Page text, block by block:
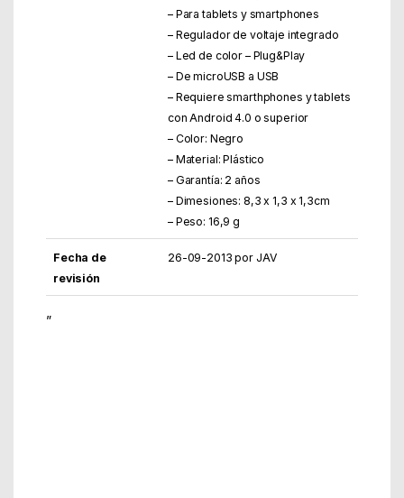
– Para tablets y smartphones
– Regulador de voltaje integrado
– Led de color – Plug&Play
– De microUSB a USB
– Requiere smarthphones y tablets
con Android 4.0 o superior
– Color: Negro
– Material: Plástico
– Garantía: 2 años
– Dimesiones: 8,3 x 1,3 x 1,3cm
– Peso: 16,9 g
Fecha de
revisión
26-09-2013 por JAV
”